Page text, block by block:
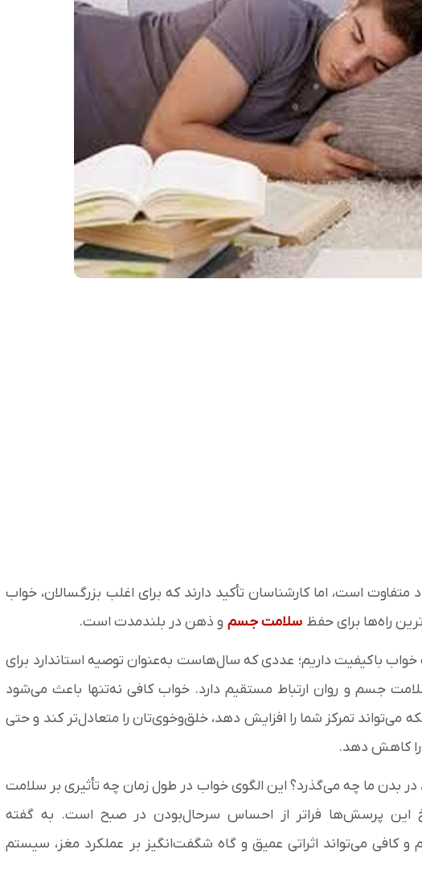
متفاوت است، اما کارشناسان تأکید دارند که برای اغلب بزرگسالان، خواب
راه‌ها برای حفظ سلامت جسم و ذهن در بلندمدت است.
باکیفیت داریم؛ عددی که سال‌هاست به‌عنوان توصیه استاندارد برای
جسم و روان ارتباط مستقیم دارد. خواب کافی نه‌تنها باعث می‌شود
می‌تواند تمرکز شما را افزایش دهد، خلق‌وخوی‌تان را متعادل‌تر کند و حتی
را کاهش دهد.
بدن ما چه می‌گذرد؟ این الگوی خواب در طول زمان چه تأثیری بر سلامت
این پرسش‌ها فراتر از احساس سرحال‌بودن در صبح است. به گفته
می‌تواند اثراتی عمیق و گاه شگفت‌انگیز بر عملکرد مغز، سیستم